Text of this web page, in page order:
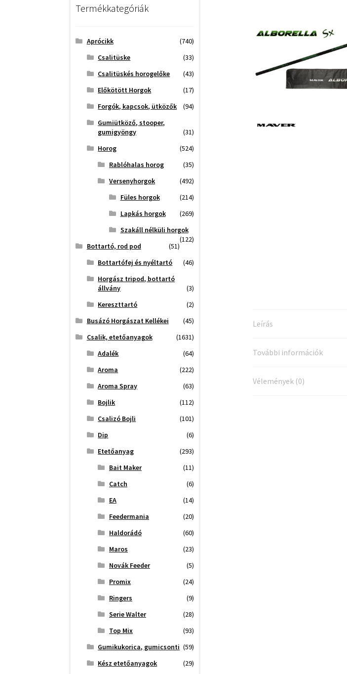
Leírás
További információk
Vélemények (0)
Termékkategóriák
Aprócikk
(740)
Csalitüske
(33)
Csalitüskés horogelőke
(43)
Előkötött Horgok
(17)
Forgók, kapcsok, ütközők
(94)
Gumiütköző, stooper,
gumigyöngy
(31)
Horog
(524)
Rablóhalas horog
(35)
Versenyhorgok
(492)
Füles horgok
(214)
Lapkás horgok
(269)
Szakáll nélküli horgok
(122)
Bottartó, rod pod
(51)
Bottartófej és nyéltartó
(46)
Horgász tripod, bottartó
állvány
(3)
Kereszttartó
(2)
Busázó Horgászat Kellékei
(45)
Csalik, etetőanyagok
(1631)
Adalék
(64)
Aroma
(222)
Aroma Spray
(63)
Bojlik
(112)
Csalizó Bojli
(101)
Dip
(6)
Etetőanyag
(293)
Bait Maker
(11)
Catch
(6)
EA
(14)
Feedermania
(20)
Haldorádó
(60)
Maros
(23)
Novák Feeder
(5)
Promix
(24)
Ringers
(9)
Serie Walter
(28)
Top Mix
(93)
Gumikukorica, gumicsonti (59)
Kész etetőanyagok
(29)